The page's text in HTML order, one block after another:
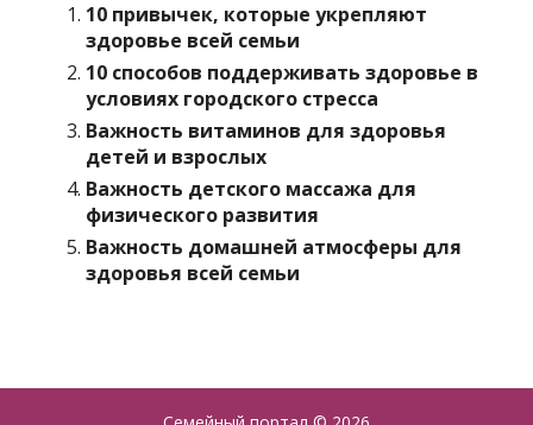
10 привычек, которые укрепляют
здоровье всей семьи
10 способов поддерживать здоровье в
условиях городского стресса
Важность витаминов для здоровья
детей и взрослых
Важность детского массажа для
физического развития
Важность домашней атмосферы для
здоровья всей семьи